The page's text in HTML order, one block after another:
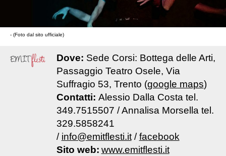
- (Foto dal sito ufficiale)
Dove: Sede Corsi: Bottega delle Arti,
Passaggio Teatro Osele, Via
Suffragio 53, Trento (google maps)
Contatti: Alessio Dalla Costa tel.
349.7515507 / Annalisa Morsella tel.
329.5858241
/ info@emitflesti.it/facebook
Sito web: www.emitflesti.it